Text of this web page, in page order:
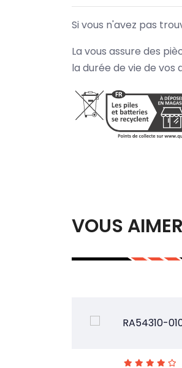
Si vous n'avez pas
La vous assure des
la durée de vie de
VOUS